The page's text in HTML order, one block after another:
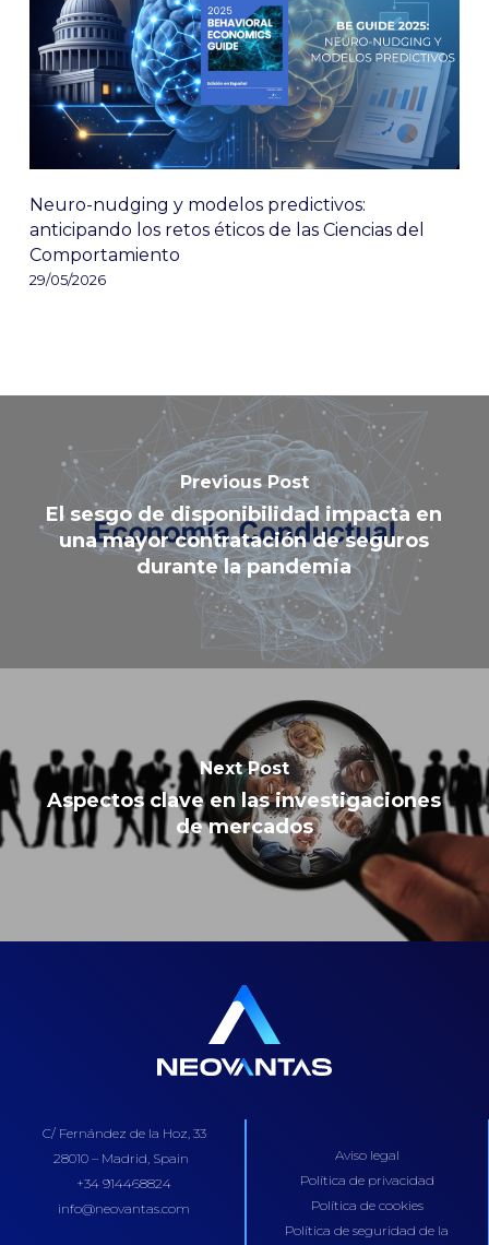
Neuro-nudging y modelos predictivos:
anticipando los retos éticos de las Ciencias del
Comportamiento
29/05/2026
Previous Post
El sesgo de disponibilidad impacta en
una mayor contratación de seguros
durante la pandemia
Next Post
Aspectos clave en las investigaciones
de mercados
C/ Fernández de la Hoz, 33
28010 – Madrid, Spain
+34 914468824
info@neovantas.com
Aviso legal
Política de privacidad
Política de cookies
Política de seguridad de la